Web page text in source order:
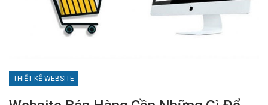
THIẾT KẾ WEBSITE